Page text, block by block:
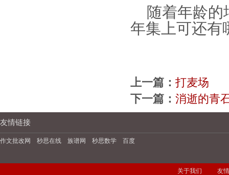
随着年龄的
年集上可还有
上一篇： 打麦场
下一篇： 消逝的青
友情链接
作文批改网 秒思在线 族谱网 秒思数学 百度
关于我们 友